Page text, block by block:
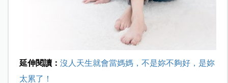
延伸閱讀： 沒人天生就會當媽媽，不是妳不夠好，是妳
太累了！